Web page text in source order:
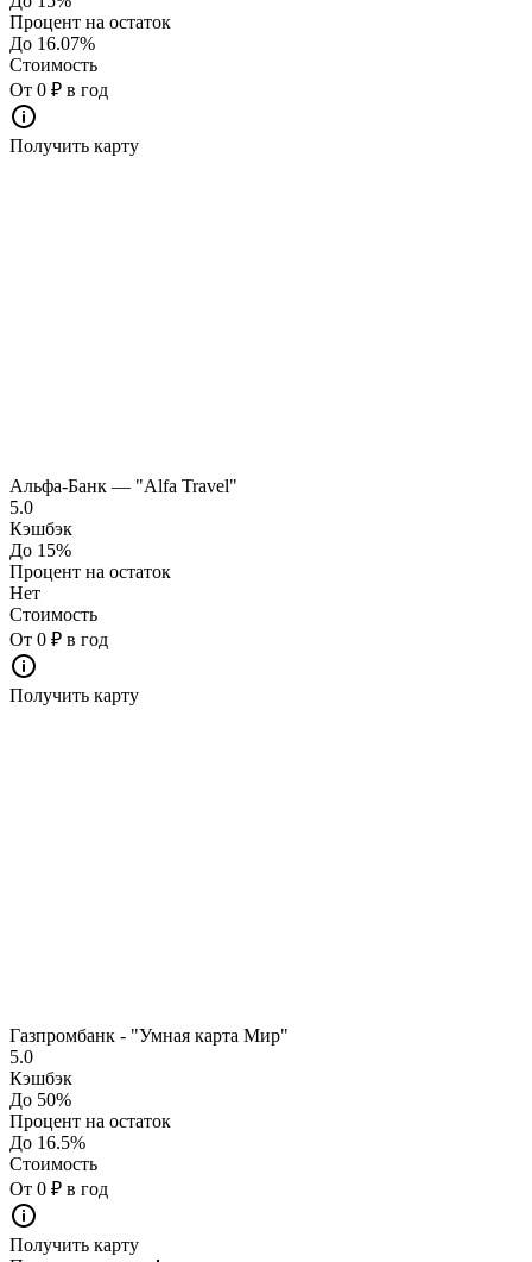
Процент на остаток
До 16.07%
Стоимость
От 0 ₽ в год
Получить карту
Альфа-Банк — "Alfa Travel"
5.0
Кэшбэк
До 15%
Процент на остаток
Нет
Стоимость
От 0 ₽ в год
Получить карту
Газпромбанк - "Умная карта Мир"
5.0
Кэшбэк
До 50%
Процент на остаток
До 16.5%
Стоимость
От 0 ₽ в год
Получить карту